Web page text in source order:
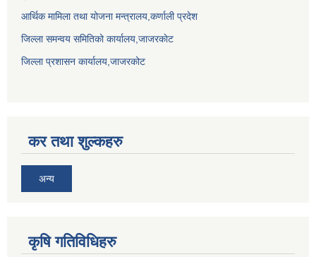
आर्थिक मामिला तथा योजना मन्त्रालय,कर्णाली प्रदेश
जिल्ला समन्वय समितिको कार्यालय,जाजरकाेट
जिल्ला प्रशासन कार्यालय,जाजरकोट
कर तथा शुल्कहरु
अन्य
कृषि गतिविधिहरु